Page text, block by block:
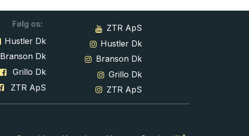
Følg os:
Hustler Dk
Branson Dk
Grillo Dk
ZTR ApS
ZTR ApS
Hustler Dk
Branson Dk
Grillo Dk
ZTR ApS